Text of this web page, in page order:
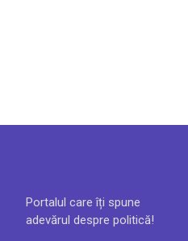
Portalul care îți spune
adevărul despre politică!